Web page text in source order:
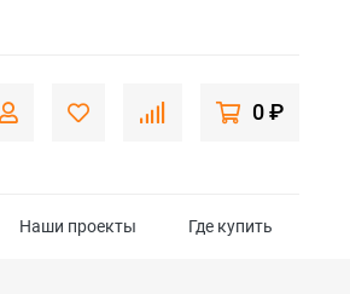
0 ₽
Наши проекты Где купить